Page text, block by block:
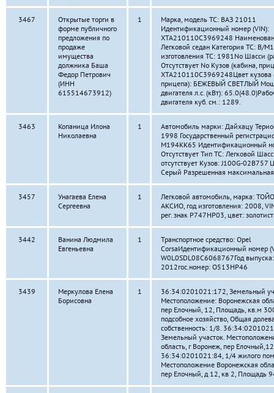
3467
Открытые торги в
форме публичного
предложения по
продаже
имущества
должника Баша
Федор Петрович
(ИНН
615514673912)
1
Марка, модель ТС: ВАЗ 21011
Идентификационный номер (VIN):
XTA210110C3969248
Легковой седан Категория ТС: B/
изготовления ТС: 1981No Шасси
Отсутствует No Кузов (кабина,
XTA210110C3969248Цвет кузова
прицепа): БЕЖЕВЫЙ СВЕТЛЫЙ
двигателя л.с. (кВт):
двигателя куб. см.: 1289.
3463
Копаница Илона
Николаевна
1
Автомобиль марки: Дайхацу
1998 Государственный
М194КК65 Идентификационный
Отсутствует Тип ТС: Легковой
отсутствует Кузов: J100G-02B757
Серый Разрешенная
3457
Унагаева Елена
Сергеевна
1
Легковой автомобиль, марка:
АКСИО, год изготовления: 2008,
рег. знак Р747НР03, цвет:
3442
Ванина Людмила
Евгеньевна
1
Транспортное средство: Opel
CorsaИдентификационный номер
W0L0SDL08C6068767Год выпуска:
2012гос.номер: О513НР46
3439
Меркулова Елена
Борисовна
1
36:34:0201021:172, Земельный
Местоположение: Воронежская
пер Елочный, 12, Площадь, кв.м
подсобное хозяйство, Общая
собственность: 1/8.
Земельный участок.
область, г Воронеж, пер
36:34:0201021:84, 1/4 жилого
Местоположение Воронежская
пер Елочный, д 12, кв 2, Площадь